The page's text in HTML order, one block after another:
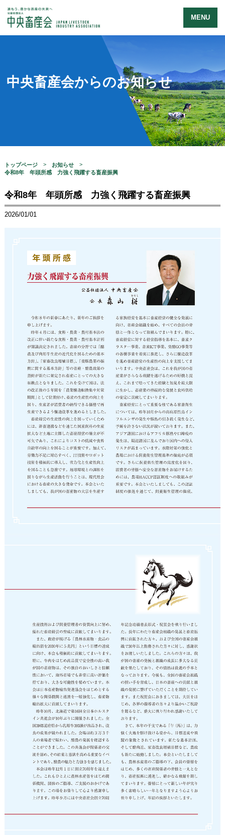
MENU
中央畜産会からのお知らせ
トップページ
お知らせ
令和8年 年頭所感 力強く飛躍する畜産振興
令和8年 年頭所感 力強く飛躍する畜産振興
2026/01/01